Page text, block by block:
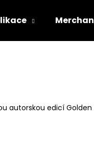
autorskou edicí